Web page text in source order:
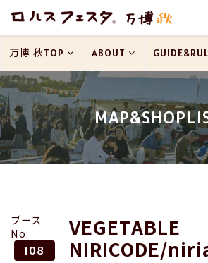
万博 秋TOP ABOUT
ブース
No:
108
VEGETABLE
NIRICODE/